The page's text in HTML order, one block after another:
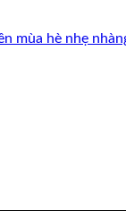
mùa hè nhẹ